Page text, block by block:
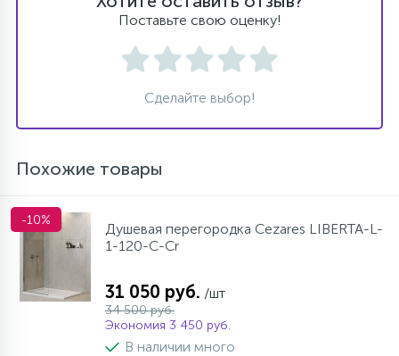
Поставьте свою оценку!
Сделайте выбор!
Похожие товары
-10%
Душевая перегородка Cezares LIBERTA-L-
1-120-C-Cr
31 050 руб. /шт
34 500 руб.
Экономия 3 450 руб.
В наличии много